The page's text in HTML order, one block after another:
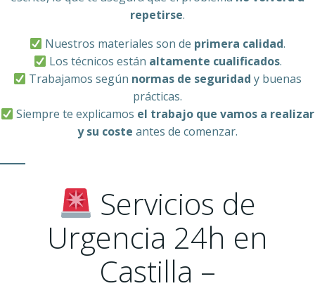
repetirse.
Nuestros materiales son de primera calidad.
Los técnicos están altamente cualificados.
Trabajamos según normas de seguridad y buenas
prácticas.
Siempre te explicamos el trabajo que vamos a realizar
y su coste antes de comenzar.
Servicios de
Urgencia 24h en
Castilla –